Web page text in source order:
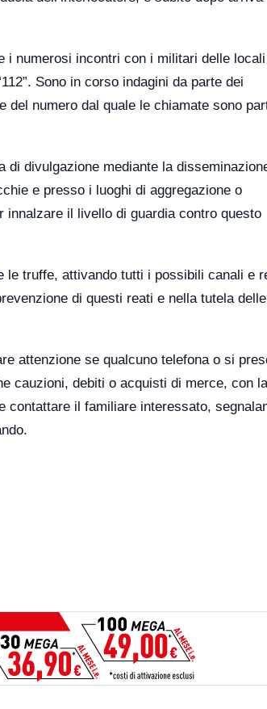
i numerosi incontri con i militari delle locali
Sono in corso indagini da parte dei
del numero dal quale le chiamate sono
divulgazione mediante la
e presso i luoghi di aggregazione o
innalzare il livello di guardia contro questo
le truffe, attivando tutti i possibili canali e
di questi reati e nella tutela delle
attenzione se qualcuno telefona o si
cauzioni, debiti o acquisti di merce, con la
contattare il familiare interessato,